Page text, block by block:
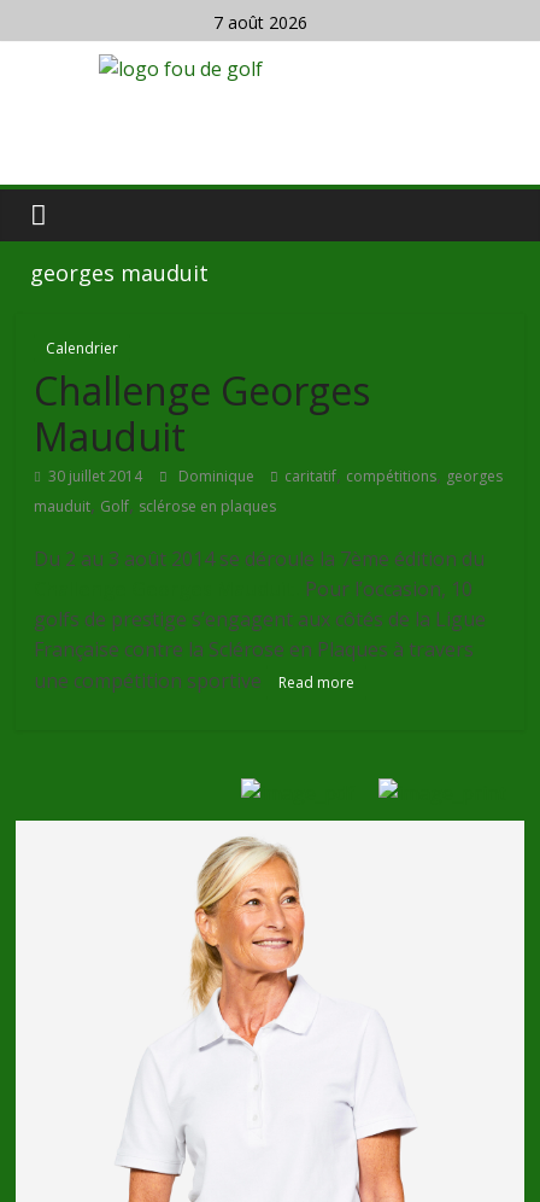
7 août 2026
georges mauduit
Calendrier
Challenge Georges
Mauduit
30 juillet 2014 Dominique caritatif, compétitions, georges
mauduit, Golf, sclérose en plaques
Du 2 au 3 août 2014 se déroule la 7ème édition du
Pour l’occasion, 10
golfs de prestige s’engagent aux côtés de la Ligue
Française contre la Sclérose en Plaques à travers
une compétition sportive
Read more